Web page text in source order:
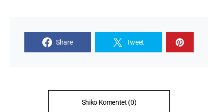
Share Tweet
Shiko Komentet (0)